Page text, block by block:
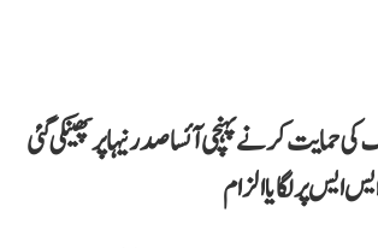
حمایت کرنے پہنچی آئسا صدر نیہا پر پھینکی گئی
ایس پر لگایا الزام